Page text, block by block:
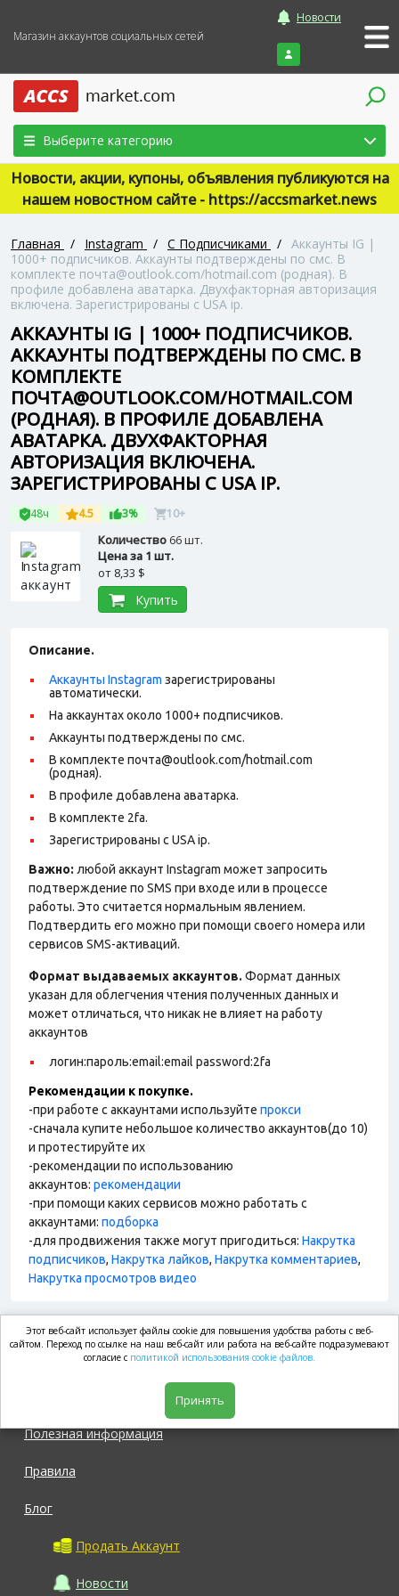
Магазин аккаунтов социальных сетей
Новости
Войти
Выберите категорию
Новости, акции, купоны, объявления публикуются на
нашем новостном сайте - https://accsmarket.news
Главная / Instagram / С Подписчиками / Аккаунты IG |
1000+ подписчиков. Аккаунты подтверждены по смс. В
комплекте почта@outlook.com/hotmail.com (родная). В
профиле добавлена аватарка. Двухфакторная авторизация
включена. Зарегистрированы с USA ip.
АККАУНТЫ IG | 1000+ ПОДПИСЧИКОВ.
АККАУНТЫ ПОДТВЕРЖДЕНЫ ПО СМС. В
КОМПЛЕКТЕ
ПОЧТА@OUTLOOK.COM/HOTMAIL.COM
(РОДНАЯ). В ПРОФИЛЕ ДОБАВЛЕНА
АВАТАРКА. ДВУХФАКТОРНАЯ
АВТОРИЗАЦИЯ ВКЛЮЧЕНА.
ЗАРЕГИСТРИРОВАНЫ С USA IP.
48ч 4.5 3% 10+
Количество 66 шт.
Цена за 1 шт.
от 8,33 $
Купить
Описание.
Аккаунты Instagram зарегистрированы
автоматически.
На аккаунтах около 1000+ подписчиков.
Аккаунты подтверждены по смс.
В комплекте почта@outlook.com/hotmail.com
(родная).
В профиле добавлена аватарка.
В комплекте 2fa.
Зарегистрированы с USA ip.
Важно: любой аккаунт Instagram может запросить
подтверждение по SMS при входе или в процессе
работы. Это считается нормальным явлением.
Подтвердить его можно при помощи своего номера или
сервисов SMS-активаций.
Формат выдаваемых аккаунтов. Формат данных
указан для облегчения чтения полученных данных и
может отличаться, что никак не влияет на работу
аккаунтов
логин:пароль:email:email password:2fa
Рекомендации к покупке.
-при работе с аккаунтами используйте прокси
-сначала купите небольшое количество аккаунтов(до 10)
и протестируйте их
-рекомендации по использованию
аккаунтов: рекомендации
-при помощи каких сервисов можно работать с
аккаунтами: подборка
-для продвижения также могут пригодиться: Накрутка
подписчиков, Накрутка лайков, Накрутка комментариев,
Накрутка просмотров видео
market.com
Полезная информация
Правила
Блог
Продать Аккаунт
Новости
Этот веб-сайт использует файлы cookie для повышения удобства работы с веб-
сайтом. Переход по ссылке на наш веб-сайт или работа на веб-сайте подразумевают
согласие с политикой использования cookie файлов.
Принять